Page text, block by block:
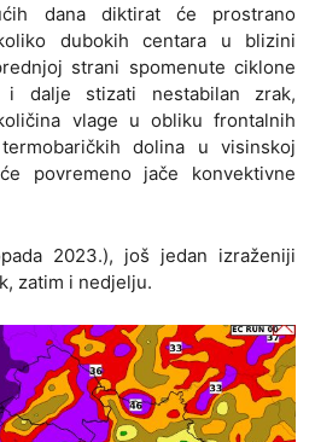
dana diktirat će prostrano
dubokih centara u blizini
strani spomenute ciklone
dalje stizati nestabilan zrak,
vlage u obliku frontalnih
dolina u visinskoj
povremeno jače konvektivne
2023.), još jedan izraženiji
zatim i nedjelju.